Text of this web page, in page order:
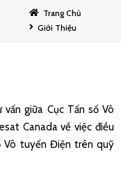
Trang Chủ
Giới Thiệu
giữa Cục Tấn số Vô
Canada về việc điều
Vô tuyến Điện trên quỹ